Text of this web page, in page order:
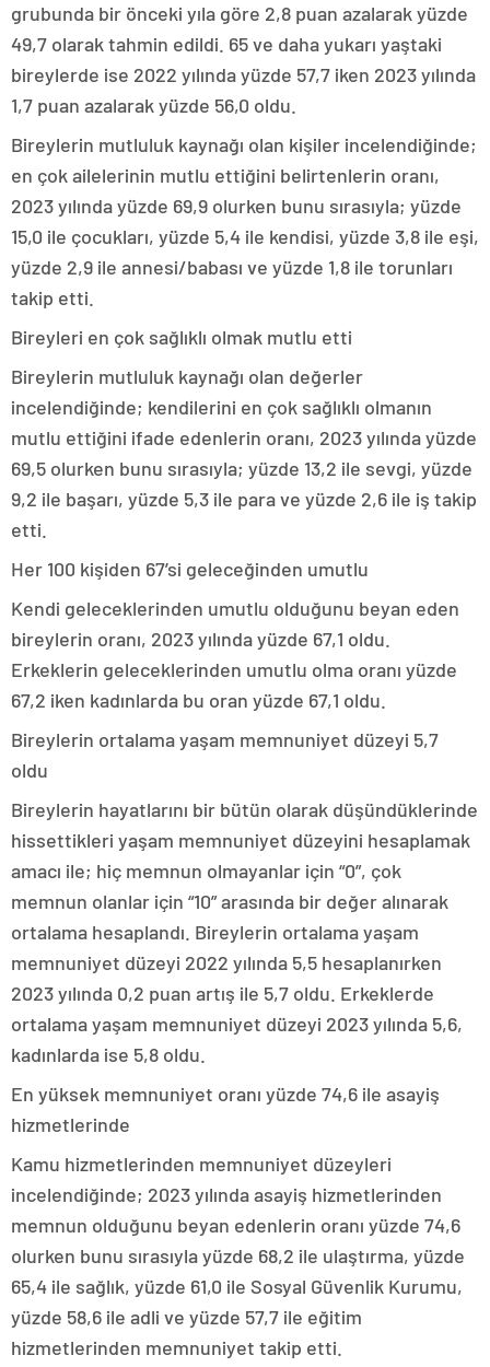
grubunda bir önceki yıla göre 2,8 puan azalarak yüzde
49,7 olarak tahmin edildi. 65 ve daha yukarı yaştaki
bireylerde ise 2022 yılında yüzde 57,7 iken 2023 yılında
1,7 puan azalarak yüzde 56,0 oldu.
Bireylerin mutluluk kaynağı olan kişiler incelendiğinde;
en çok ailelerinin mutlu ettiğini belirtenlerin oranı,
2023 yılında yüzde 69,9 olurken bunu sırasıyla; yüzde
15,0 ile çocukları, yüzde 5,4 ile kendisi, yüzde 3,8 ile eşi,
yüzde 2,9 ile annesi/babası ve yüzde 1,8 ile torunları
takip etti.
Bireyleri en çok sağlıklı olmak mutlu etti
Bireylerin mutluluk kaynağı olan değerler
incelendiğinde; kendilerini en çok sağlıklı olmanın
mutlu ettiğini ifade edenlerin oranı, 2023 yılında yüzde
69,5 olurken bunu sırasıyla; yüzde 13,2 ile sevgi, yüzde
9,2 ile başarı, yüzde 5,3 ile para ve yüzde 2,6 ile iş takip
etti.
Her 100 kişiden 67’si geleceğinden umutlu
Kendi geleceklerinden umutlu olduğunu beyan eden
bireylerin oranı, 2023 yılında yüzde 67,1 oldu.
Erkeklerin geleceklerinden umutlu olma oranı yüzde
67,2 iken kadınlarda bu oran yüzde 67,1 oldu.
Bireylerin ortalama yaşam memnuniyet düzeyi 5,7
oldu
Bireylerin hayatlarını bir bütün olarak düşündüklerinde
hissettikleri yaşam memnuniyet düzeyini hesaplamak
amacı ile; hiç memnun olmayanlar için “0”, çok
memnun olanlar için “10” arasında bir değer alınarak
ortalama hesaplandı. Bireylerin ortalama yaşam
memnuniyet düzeyi 2022 yılında 5,5 hesaplanırken
2023 yılında 0,2 puan artış ile 5,7 oldu. Erkeklerde
ortalama yaşam memnuniyet düzeyi 2023 yılında 5,6,
kadınlarda ise 5,8 oldu.
En yüksek memnuniyet oranı yüzde 74,6 ile asayiş
hizmetlerinde
Kamu hizmetlerinden memnuniyet düzeyleri
incelendiğinde; 2023 yılında asayiş hizmetlerinden
memnun olduğunu beyan edenlerin oranı yüzde 74,6
olurken bunu sırasıyla yüzde 68,2 ile ulaştırma, yüzde
65,4 ile sağlık, yüzde 61,0 ile Sosyal Güvenlik Kurumu,
yüzde 58,6 ile adli ve yüzde 57,7 ile eğitim
hizmetlerinden memnuniyet takip etti.